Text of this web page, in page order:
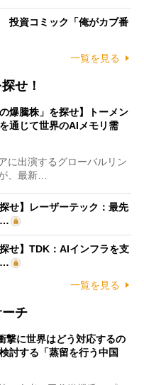
投資コミック「俺がカブ番
一覧を見る
せ！
爆騰株」を探せ】トーメン
通じて世界のAIメモリ需
に出演するグローバルリン
、最新…
せ】レーザーテック：最先
…
せ】TDK：AIインフラを支
…
一覧を見る
チ
撃に世界はどう対応するの
討する「蒸留を行う中国